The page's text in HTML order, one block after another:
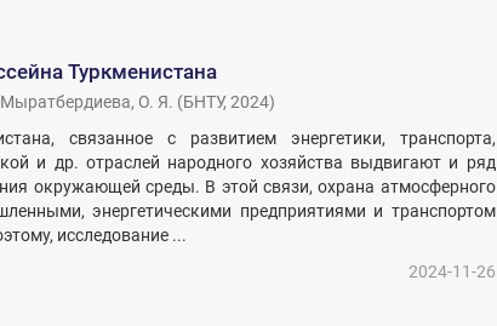
Туркменистана
Мыратбердиева, О. Я. (БНТУ, 2024)
связанное с развитием энергетики, транспорта,
и др. отраслей народного хозяйства выдвигают и ряд
окружающей среды. В этой связи, охрана атмосферного
энергетическими предприятиями и транспортом
исследование ...
2024-11-26